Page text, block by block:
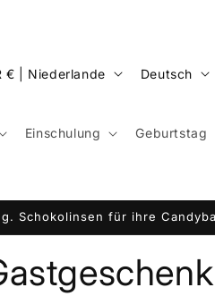
Einschulung Geburtstag
EUR € | Niederlande
S
r
h
e
Deutsch
Schokolinsen für ihre